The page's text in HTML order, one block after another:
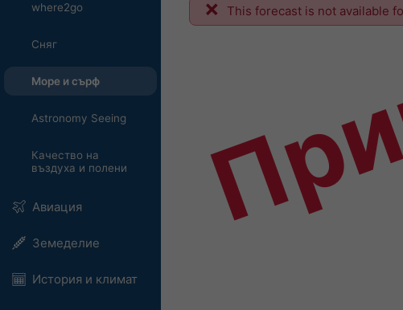
where2go
Сняг
Море и сърф
Astronomy Seeing
Качество на
въздуха и полени
Авиация
Земеделие
История и климат
This forecast is not available